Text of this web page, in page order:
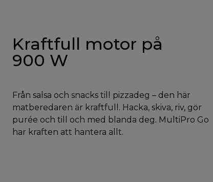
Kraftfull motor på
900 W
Från salsa och snacks till pizzadeg – den här
matberedaren är kraftfull. Hacka, skiva, riv, gör
purée och till och med blanda deg. MultiPro Go
har kraften att hantera allt.